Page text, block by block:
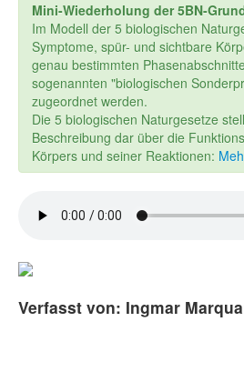
Mini-Wiederholung der 5BN-
Im Modell der 5 biologischen
Symptome, spür- und sichtbare
genau bestimmten
sogenannten "biologischen
zugeordnet werden.
Die 5 biologischen Naturgesetze
Beschreibung dar über die
Körpers und seiner Reaktionen:
Verfasst von: Ingmar